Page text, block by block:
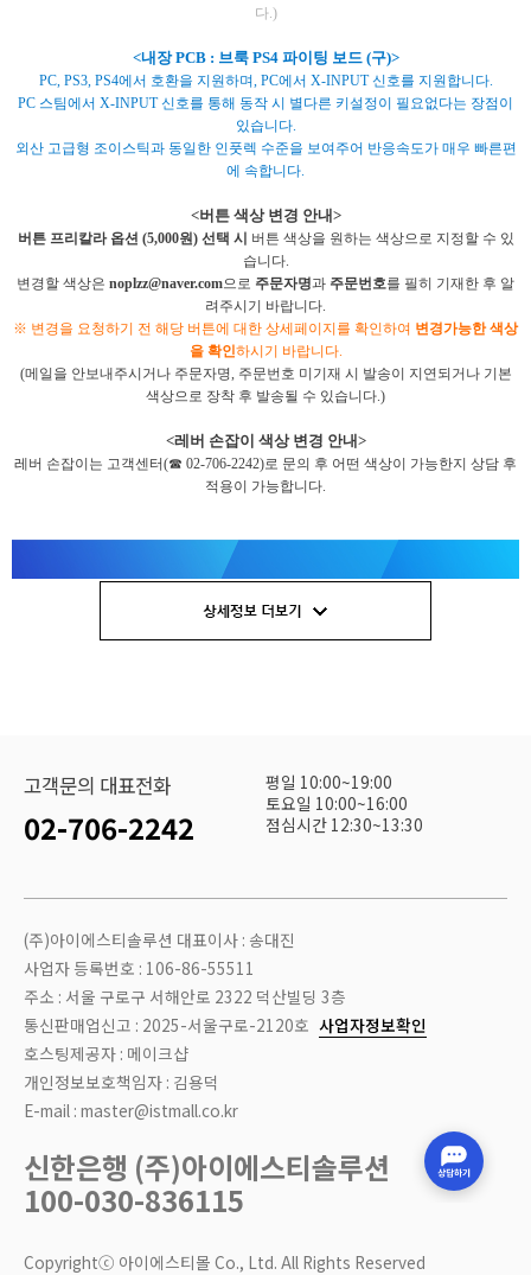
다.)
<내장 PCB : 브룩 PS4 파이팅 보드 (구)>
PC, PS3, PS4에서 호환을 지원하며, PC에서 X-INPUT 신호를 지원합니다.
PC 스팀에서 X-INPUT 신호를 통해 동작 시 별다른 키설정이 필요없다는 장점이
있습니다.
외산 고급형 조이스틱과 동일한 인풋렉 수준을 보여주어 반응속도가 매우 빠른편
에 속합니다.
<버튼 색상 변경 안내>
버튼 프리칼라 옵션 (5,000원) 선택 시 버튼 색상을 원하는 색상으로 지정할 수 있
습니다.
변경할 색상은 noplzz@naver.com으로 주문자명과 주문번호를 필히 기재한 후 알
려주시기 바랍니다.
※ 변경을 요청하기 전 해당 버튼에 대한 상세페이지를 확인하여 변경가능한 색상
을 확인하시기 바랍니다.
(메일을 안보내주시거나 주문자명, 주문번호 미기재 시 발송이 지연되거나 기본
색상으로 장착 후 발송될 수 있습니다.)
<레버 손잡이 색상 변경 안내>
레버 손잡이는 고객센터(☎ 02-706-2242)로 문의 후 어떤 색상이 가능한지 상담 후
적용이 가능합니다.
고객문의 대표전화
02-706-2242
평일 10:00~19:00
토요일 10:00~16:00
점심시간 12:30~13:30
(주)아이에스티솔루션 대표이사 : 송대진
사업자 등록번호 : 106-86-55511
주소 : 서울 구로구 서해안로 2322 덕산빌딩 3층
통신판매업신고 : 2025-서울구로-2120호 사업자정보확인
호스팅제공자 : 메이크샵
개인정보보호책임자 : 김용덕
E-mail : master@istmall.co.kr
신한은행 (주)아이에스티솔루션
100-030-836115
Copyrightⓒ 아이에스티몰 Co., Ltd. All Rights Reserved